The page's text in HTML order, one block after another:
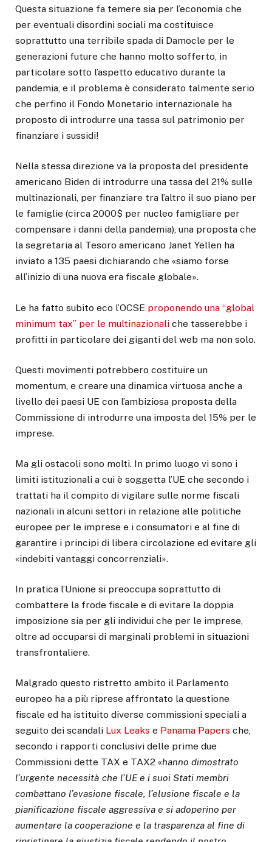
Questa situazione fa temere sia per l’economia che
per eventuali disordini sociali ma costituisce
soprattutto una terribile spada di Damocle per le
generazioni future che hanno molto sofferto, in
particolare sotto l’aspetto educativo durante la
pandemia, e il problema è considerato talmente serio
che perfino il Fondo Monetario internazionale ha
proposto di introdurre una tassa sul patrimonio per
finanziare i sussidi!
Nella stessa direzione va la proposta del presidente
americano Biden di introdurre una tassa del 21% sulle
multinazionali, per finanziare tra l’altro il suo piano per
le famiglie (circa 2000$ per nucleo famigliare per
compensare i danni della pandemia), una proposta che
la segretaria al Tesoro americano Janet Yellen ha
inviato a 135 paesi dichiarando che «siamo forse
all’inizio di una nuova era fiscale globale».
Le ha fatto subito eco l’OCSE proponendo una “global
minimum tax” per le multinazionali che tasserebbe i
profitti in particolare dei giganti del web ma non solo.
Questi movimenti potrebbero costituire un
momentum, e creare una dinamica virtuosa anche a
livello dei paesi UE con l’ambiziosa proposta della
Commissione di introdurre una imposta del 15% per le
imprese.
Ma gli ostacoli sono molti. In primo luogo vi sono i
limiti istituzionali a cui è soggetta l’UE che secondo i
trattati ha il compito di vigilare sulle norme fiscali
nazionali in alcuni settori in relazione alle politiche
europee per le imprese e i consumatori e al fine di
garantire i principi di libera circolazione ed evitare gli
«indebiti vantaggi concorrenziali».
In pratica l’Unione si preoccupa soprattutto di
combattere la frode fiscale e di evitare la doppia
imposizione sia per gli individui che per le imprese,
oltre ad occuparsi di marginali problemi in situazioni
transfrontaliere.
Malgrado questo ristretto ambito il Parlamento
europeo ha a più riprese affrontato la questione
fiscale ed ha istituito diverse commissioni speciali a
seguito dei scandali Lux Leaks e Panama Papers che,
secondo i rapporti conclusivi delle prime due
Commissioni dette TAX e TAX2 «hanno dimostrato
l’urgente necessità che l’UE e i suoi Stati membri
combattano l’evasione fiscale, l’elusione fiscale e la
pianificazione fiscale aggressiva e si adoperino per
aumentare la cooperazione e la trasparenza al fine di